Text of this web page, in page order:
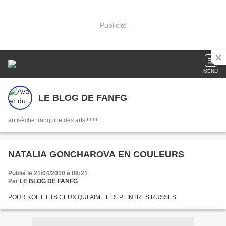
Publicité
MENU
LE BLOG DE FANFG
antisèche tranquille des arts!!!!!!!!
NATALIA GONCHAROVA EN COULEURS
Publié le 21/04/2010 à 08:21
Par LE BLOG DE FANFG
POUR KOL ET TS CEUX QUI AIME LES PEINTRES RUSSES